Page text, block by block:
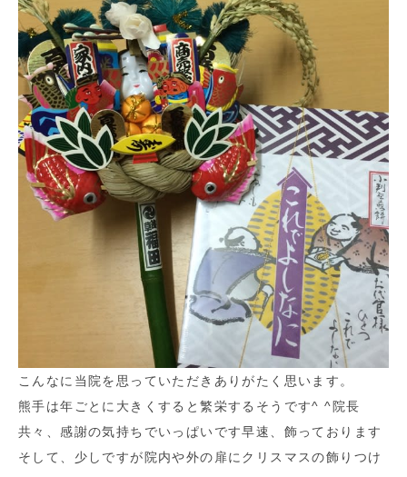
こんなに当院を思っていただきありがたく思います。
熊手は年ごとに大きくすると繁栄するそうです^ ^院長
共々、感謝の気持ちでいっぱいです早速、飾っております
そして、少しですが院内や外の扉にクリスマスの飾りつけ